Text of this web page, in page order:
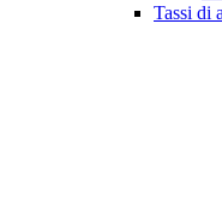
Tassi di